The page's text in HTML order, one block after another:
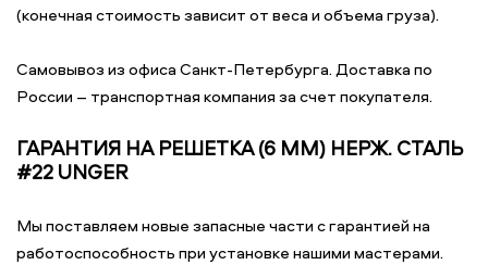
(конечная стоимость зависит от веса и объема груза).
Самовывоз из офиса Санкт-Петербурга. Доставка по
России – транспортная компания за счет покупателя.
ГАРАНТИЯ НА РЕШЕТКА (6 ММ) НЕРЖ. СТАЛЬ
#22 UNGER
Мы поставляем новые запасные части с гарантией на
работоспособность при установке нашими мастерами.